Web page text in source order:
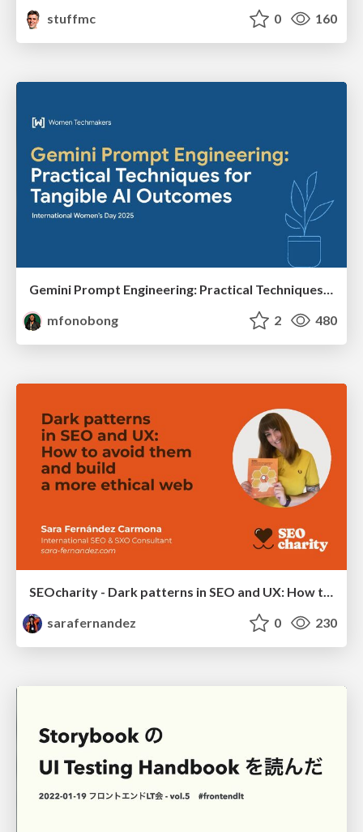
stuffmc
0 160
Gemini Prompt Engineering: Practical Techniques for Tangible AI Outcomes
mfonobong
2 480
sarafernandez
0 230